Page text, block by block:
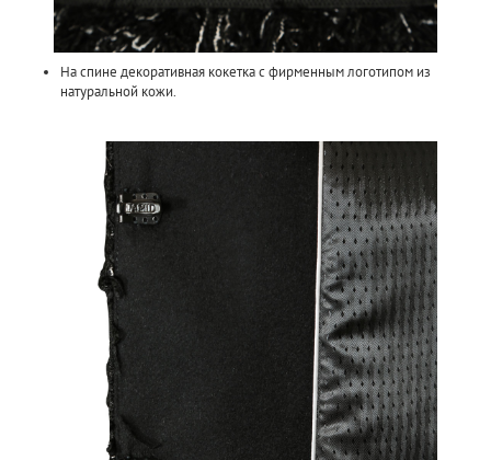
На спине декоративная кокетка с фирменным логотипом из
натуральной кожи.